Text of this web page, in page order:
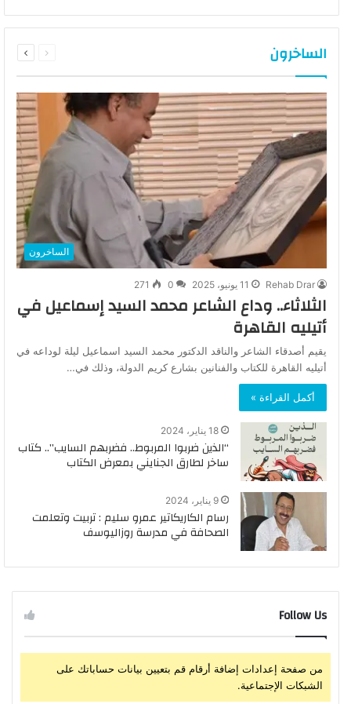
الساخرون
الصفحة
الساخرون
Rehab Drar 11 يونيو، 2025 0
271
الثلاثاء.. وداع الشاعر محمد السيد إسماعيل في
أتيليه القاهرة
يقيم أصدقاء الشاعر والناقد الدكتور محمد السيد اسماعيل ليلة لوداعه في
أتيليه القاهرة للكتاب والفنانين بشارع كريم الدولة، وذلك في…
أكمل القراءة »
18 يناير، 2024
“الذين ضربوا المربوط.. فضربهم السايب”.. كتاب
ساخر لطارق الجنايني بمعرض الكتاب
9 يناير، 2024
رسام الكاريكاتير عمرو سليم : تربيت وتعلمت
الصحافة في مدرسة روزاليوسف
Follow Us
من صفحة إعدادات إضافة أرقام قم بتعيين بيانات حساباتك على
الشبكات الإجتماعية.